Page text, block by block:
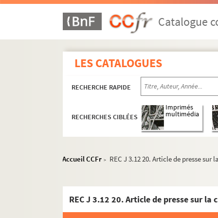
Catalogue
LES CATALOGUES
RECHERCHE RAPIDE
RECHERCHES CIBLÉES
Imprimés
multimédia
Accueil CCFr > REC J 3.12 20. Article de presse
REC A 1-3. Éléments biographiques.
REC D 1-2. Correspondance [classement par
REC J 1-11. Œuvre artistique et carrière.
REC J 1.1-12. Alain Recoing interprète.
REC J 2.1-2. Créations pour la télévision.
REC J 3.2 1-7. Quatre cadavres et un
REC J 3.3 1-67. La petite clef d’or